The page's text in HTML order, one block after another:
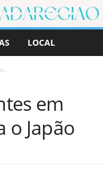
LOCAL
em
Japão